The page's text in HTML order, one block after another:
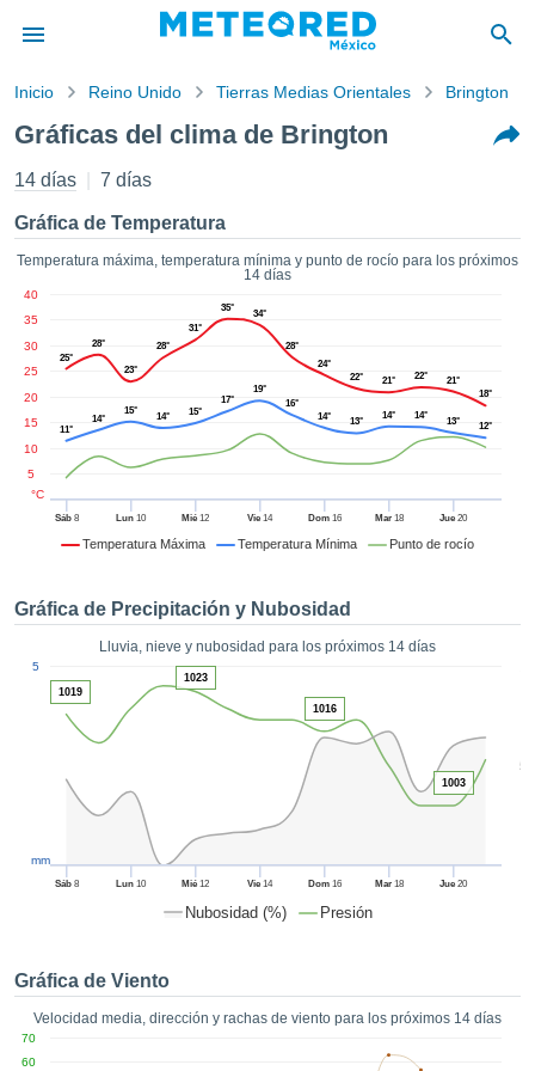
de
ha sido
por
para
que la
calidad.
a este
las
y
forma
digital
basada
permite
contenido
sin coste.
ya sean
en
así como
un perfil
para
ACEPTAR
CONTINUAR
CONFIGURACIÓN
Inicio Reino Unido Tierras Medias Orientales Brington
Gráficas del clima de Brington
14 días 7 días
Gráfica de Temperatura
Temperatura máxima, temperatura mínima y punto de rocío para los próximos
14 días
Temperatura Máxima Temperatura Mínima Punto de rocío
Sáb8 Lun 10 Mié 12 Vie 14 Dom16 Mar18 Jue 20
5
10
15
20
25
30
35
40
°C
25°
28°
23°
28°
31°
35°
34°
28°
24°
22°
21° 22°
21°
18°
11°
14°
15°
14° 15°
17°
19°
16°
14°
13°
14° 14°
13° 12°
Gráfica de Precipitación y Nubosidad
Lluvia, nieve y nubosidad para los próximos 14 días
Nubosidad (%) Presión
50
Sáb8 Lun 10 Mié 12 Vie 14 Dom16 Mar18 Jue 20
5
mm
1019
1023
1016
1003
Gráfica de Viento
Velocidad media, dirección y rachas de viento para los próximos 14 días
60
70